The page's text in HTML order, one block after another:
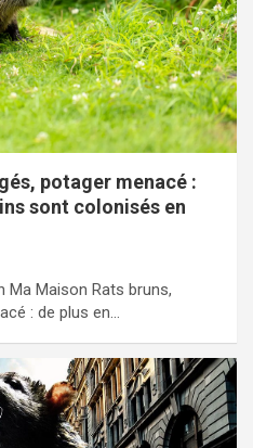
potager menacé :
sont colonisés en
Ma Maison Rats bruns,
: de plus en…